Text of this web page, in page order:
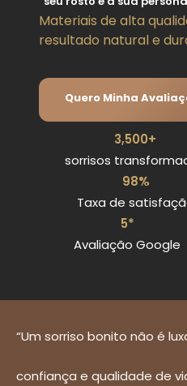
Materiais de alta
resultado natural e
Quero Minha
sorrisos
3,500+
Taxa de
98%
Avaliação Google
5*
“Um sorriso bonito não é
confiança e qualidade de